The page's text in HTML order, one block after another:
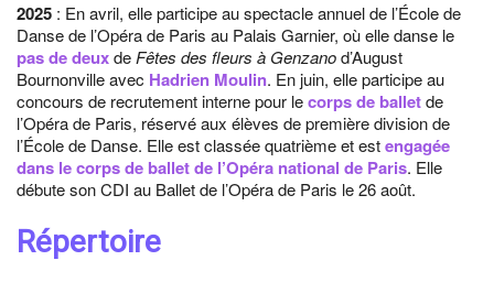
2025 : En avril, elle participe au spectacle annuel de l’École de
Danse de l’Opéra de Paris au Palais Garnier, où elle danse le
pas de deuxde Fêtes des fleurs à Genzanod’August
Bournonville avec Hadrien Moulin. En juin, elle participe au
concours de recrutement interne pour lecorps de balletde
l’Opéra de Paris, réservé aux élèves de première division de
l’École de Danse. Elle est classée quatrième et estengagée
dans le corps de ballet de l’Opéra national de Paris. Elle
débute son CDI au Ballet de l’Opéra de Paris le 26 août.
Répertoire